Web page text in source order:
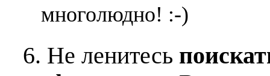
многолюдно! :-)
6. Не ленитесь